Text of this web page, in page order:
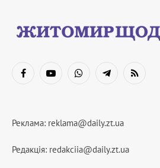
FacebookYouTubeWhatsAppTelegramRSS
Реклама: reklama@daily.zt.ua
Редакція: redakciia@daily.zt.ua